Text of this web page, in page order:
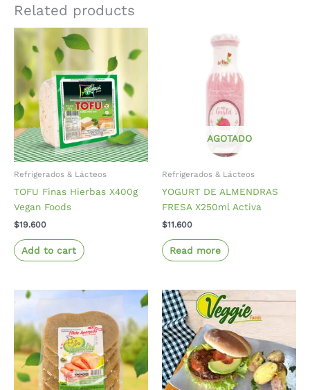
Related products
Refrigerados & Lácteos
TOFU Finas Hierbas X400g
Vegan Foods
$19.600
Add to cart
AGOTADO
Refrigerados & Lácteos
YOGURT DE ALMENDRAS
FRESA X250ml Activa
$11.600
Read more